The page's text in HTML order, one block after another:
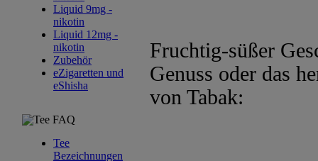
Liquid 9mg -
nikotin
Liquid 12mg -
nikotin
Zubehör
eZigaretten und
eShisha
Tee FAQ
Tee
Bezeichnungen
Fruchtig-süßer
Genuss oder das
von Tabak: